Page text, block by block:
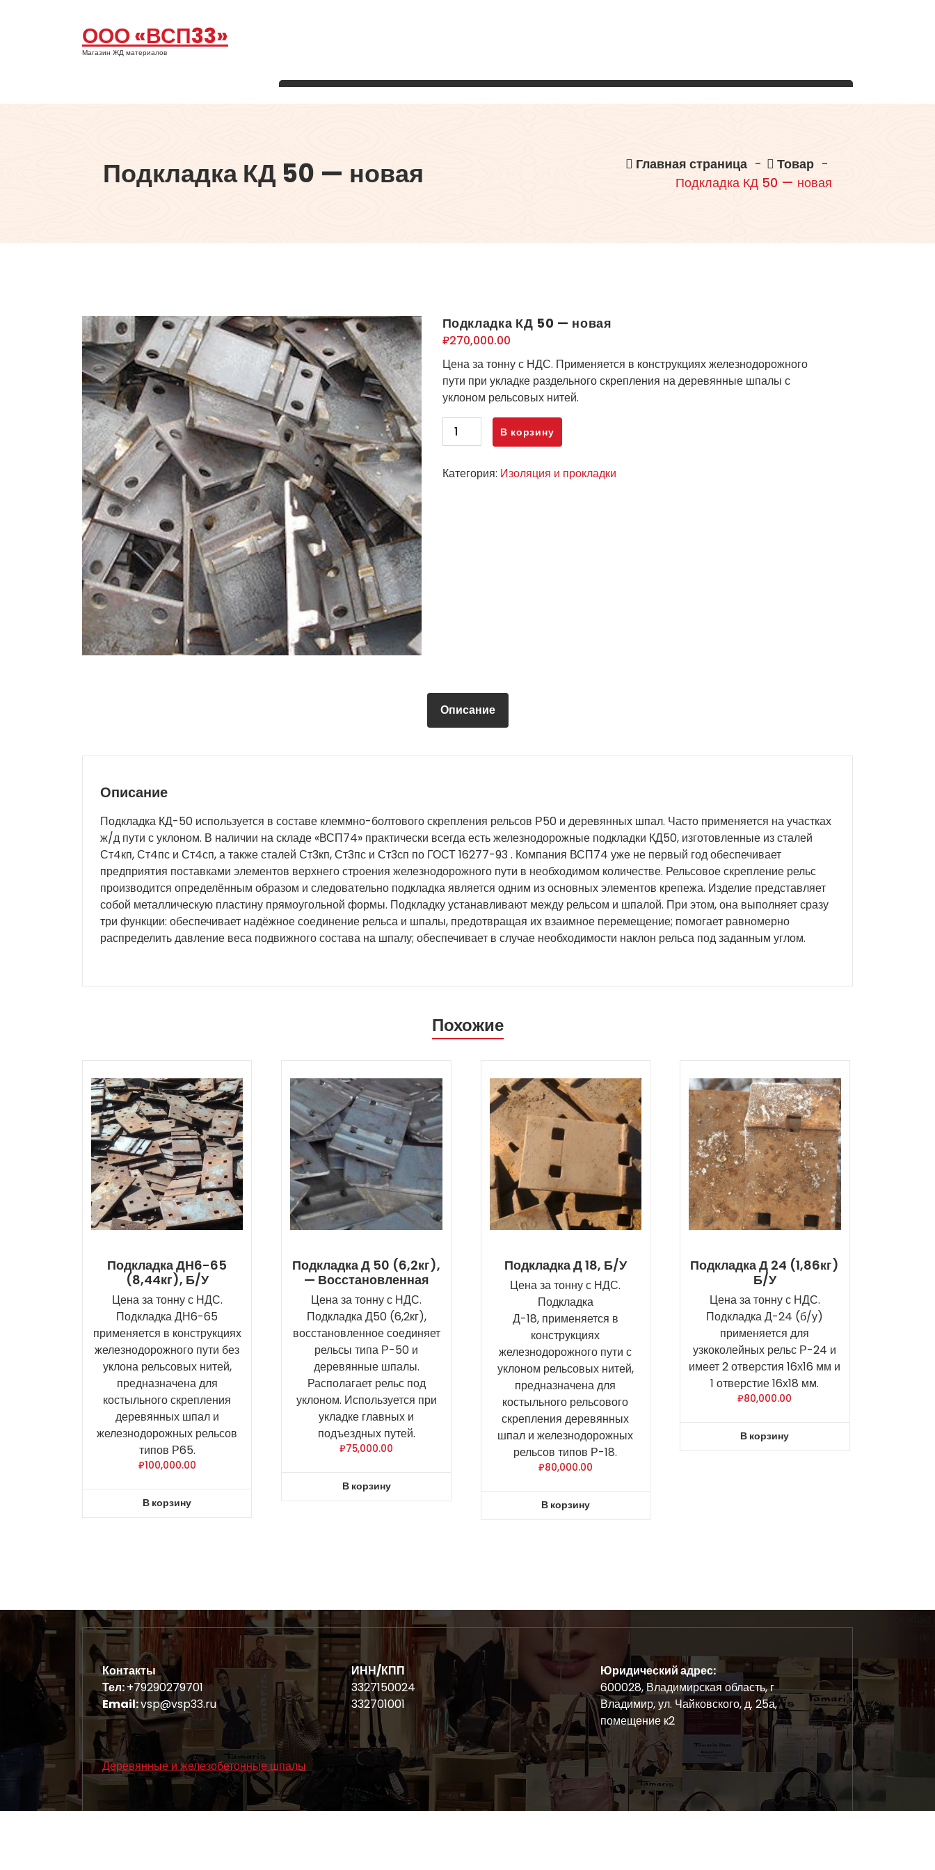
ООО «ВСП33»
Магазин ЖД материалов
Подкладка КД 50 — новая Главная страница - Товар -
Подкладка КД 50 — новая
Подкладка КД 50 — новая
₽270,000.00
Цена за тонну с НДС. Применяется в конструкциях железнодорожного
пути при укладке раздельного скрепления на деревянные шпалы с
уклоном рельсовых нитей.
Количество
товара
КД
В корзину
Категория: Изоляция и прокладки
Описание
Описание
Подкладка КД-50 используется в составе клеммно-болтового скрепления рельсов Р50 и деревянных шпал. Часто применяется на участках
ж/д пути с уклоном. В наличии на складе «ВСП74» практически всегда есть железнодорожные подкладки КД50, изготовленные из сталей
Ст4кп, Ст4пс и Ст4сп, а также сталей Ст3кп, Ст3пс и Ст3сп по ГОСТ 16277-93 . Компания ВСП74 уже не первый год обеспечивает
предприятия поставками элементов верхнего строения железнодорожного пути в необходимом количестве. Рельсовое скрепление рельс
производится определённым образом и следовательно подкладка является одним из основных элементов крепежа. Изделие представляет
собой металлическую пластину прямоугольной формы. Подкладку устанавливают между рельсом и шпалой. При этом, она выполняет сразу
три функции: обеспечивает надёжное соединение рельса и шпалы, предотвращая их взаимное перемещение; помогает равномерно
распределить давление веса подвижного состава на шпалу; обеспечивает в случае необходимости наклон рельса под заданным углом.
Похожие
Подкладка ДН6-65
(8,44кг), Б/У
Цена за тонну с НДС.
Подкладка ДН6-65
применяется в конструкциях
железнодорожного пути без
уклона рельсовых нитей,
предназначена для
костыльного скрепления
деревянных шпал и
железнодорожных рельсов
типов Р65.
₽100,000.00
В корзину
Подкладка Д 50 (6,2кг),
— Восстановленная
Цена за тонну с НДС.
Подкладка Д50 (6,2кг),
восстановленное соединяет
рельсы типа Р-50 и
деревянные шпалы.
Располагает рельс под
уклоном. Используется при
укладке главных и
подъездных путей.
₽75,000.00
В корзину
Подкладка Д 18, Б/У
Цена за тонну с НДС.
Подкладка
Д-18, применяется в
конструкциях
железнодорожного пути с
уклоном рельсовых нитей,
предназначена для
костыльного рельсового
скрепления деревянных
шпал и железнодорожных
рельсов типов Р-18.
₽80,000.00
В корзину
Подкладка Д 24 (1,86кг)
Б/У
Цена за тонну с НДС.
Подкладка Д-24 (б/у)
применяется для
узкоколейных рельс Р-24 и
имеет 2 отверстия 16х16 мм и
1 отверстие 16х18 мм.
₽80,000.00
В корзину
Контакты
Тел:+79290279701
Email:vsp@vsp33.ru
ИНН/КПП
3327150024
332701001
Юридический адрес:
600028, Владимирская область, г
Владимир, ул. Чайковского, д. 25а,
помещение к2
Деревянные и железобетонные шпалы